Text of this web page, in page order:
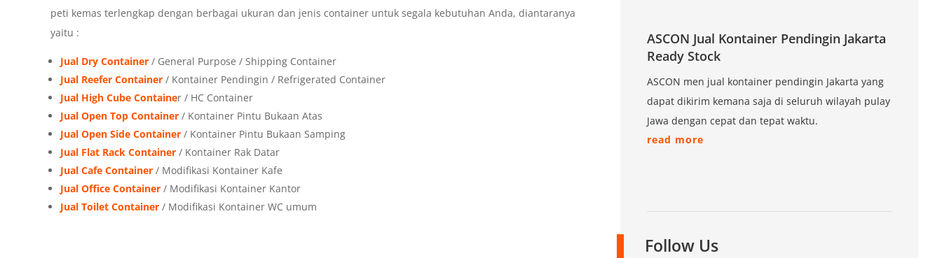
peti kemas terlengkap dengan berbagai ukuran dan jenis container untuk segala kebutuhan Anda, diantaranya
yaitu :
Jual Dry Container/ General Purpose / Shipping Container
Jual Reefer Container/ Kontainer Pendingin / Refrigerated Container
Jual High Cube Container / HC Container
Jual Open Top Container/ Kontainer Pintu Bukaan Atas
Jual Open Side Container/ Kontainer Pintu Bukaan Samping
Jual Flat Rack Container/ Kontainer Rak Datar
Jual Cafe Container/ Modifikasi Kontainer Kafe
Jual Office Container/ Modifikasi Kontainer Kantor
Jual Toilet Container/ Modifikasi Kontainer WC umum
ASCON Jual Kontainer Pendingin Jakarta
Ready Stock
ASCON men jual kontainer pendingin Jakarta yang
dapat dikirim kemana saja di seluruh wilayah pulay
Jawa dengan cepat dan tepat waktu.
read more
Follow Us